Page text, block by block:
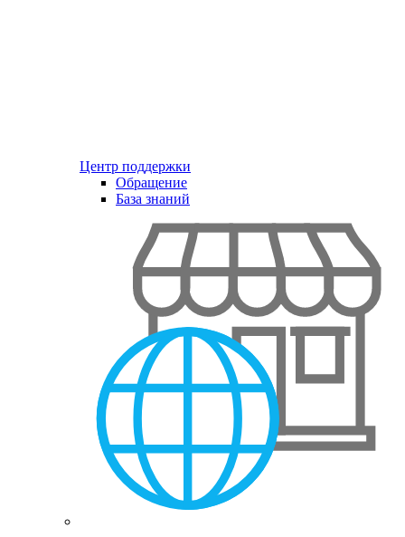
Центр поддержки
Обращение
База знаний